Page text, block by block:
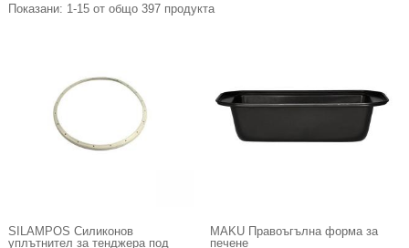
Показани: 1-15от общо 397продукта
SILAMPOS Силиконов
уплътнител за тенджера под
MAKU Правоъгълна форма за
печене